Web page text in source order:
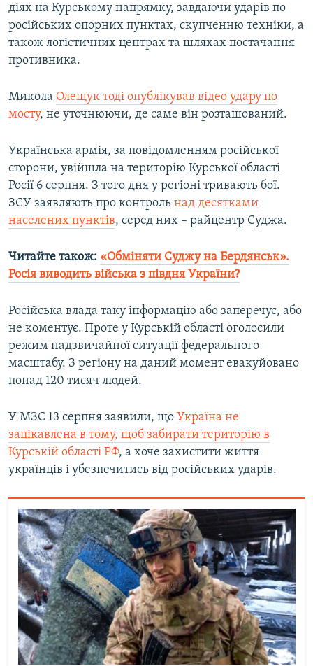
діях на Курському напрямку, завдаючи ударів по
російських опорних пунктах, скупченню техніки, а
також логістичних центрах та шляхах постачання
противника.
Микола Олещук тоді опублікував відео удару по
мосту, не уточнюючи, де саме він розташований.
Українська армія, за повідомленням російської
сторони, увійшла на територію Курської області
Росії 6 серпня. З того дня у регіоні тривають бої.
ЗСУ заявляють про контроль над десятками
населених пунктів, серед них – райцентр Суджа.
Читайте також: «Обміняти Суджу на Бердянськ».
Росія виводить війська з півдня України?
Російська влада таку інформацію або заперечує, або
не коментує. Проте у Курській області оголосили
режим надзвичайної ситуації федерального
масштабу. З регіону на даний момент евакуйовано
понад 120 тисяч людей.
У МЗС 13 серпня заявили, що Україна не
зацікавлена в тому, щоб забирати територію в
Курській області РФ, а хоче захистити життя
українців і убезпечитись від російських ударів.